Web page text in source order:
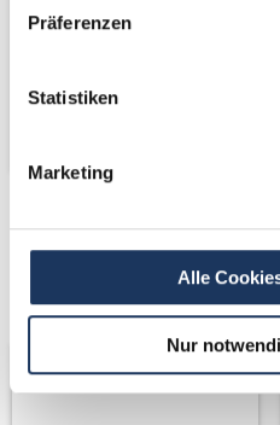
Präferenzen
Statistiken
Marketing
Alle
Nur
Kooperations-
Partner